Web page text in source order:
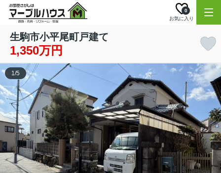
お気に入り
0
生駒市小平尾町戸建て
1,350万円
1/5